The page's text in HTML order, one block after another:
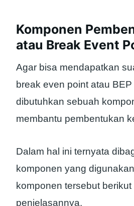
Komponen
atau Break Event
Agar bisa mendapatkan
break even point atau
dibutuhkan sebuah
membantu pembentukan
Dalam hal ini ternyata
komponen yang
komponen tersebut berikut
penjelasannya.